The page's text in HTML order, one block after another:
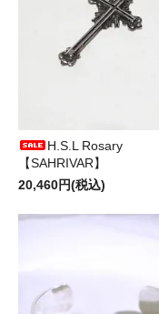
H.S.L Rosary
【SAHRIVAR】
20,460円(税込)